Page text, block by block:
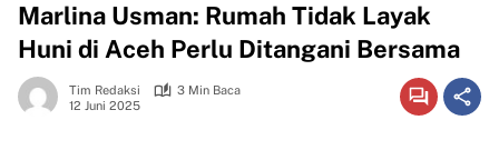
Marlina Usman: Rumah Tidak Layak
Huni di Aceh Perlu Ditangani Bersama
Tim Redaksi
3 Min Baca
12 Juni 2025